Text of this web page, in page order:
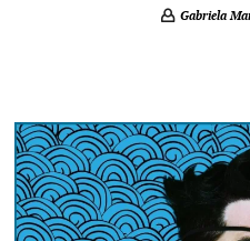
Gabriela